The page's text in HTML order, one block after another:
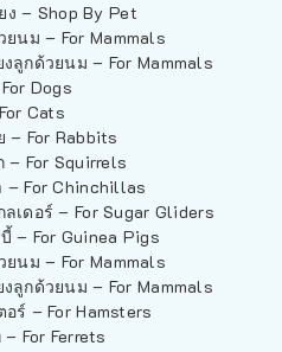
– Shop By Pet
นม – For Mammals
ลูกด้วยนม – For Mammals
Dogs
Cats
– For Rabbits
– For Squirrels
For Chinchillas
เดอร์ – For Sugar Gliders
– For Guinea Pigs
นม – For Mammals
ลูกด้วยนม – For Mammals
ร์ – For Hamsters
For Ferrets